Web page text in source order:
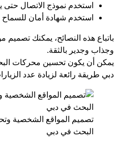
استخدم نموذج الاتصال حتى
استخدم شهادة أمان
باتباع هذه النصائح، يمكنك
وجذاب وجدير بالثقة.
يمكن أن يكون تحسين محركات
دبي طريقة رائعة لزيادة عدد
تصميم المواقع الشخصية
البحث في دبي